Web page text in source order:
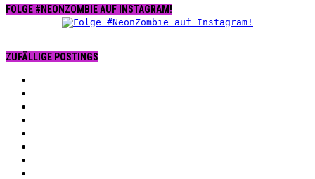
FOLGE #NEONZOMBIE AUF INSTAGRAM!
ZUFÄLLIGE POSTINGS